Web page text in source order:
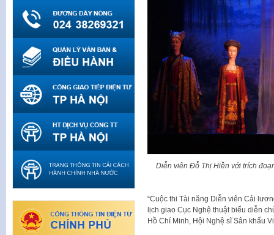
Diễn viên Đỗ Thị Hiền với trích
“Cuộc thi Tài năng Diễn viên Cải
lịch giao Cục Nghệ thuật biểu diễn
Hồ Chí Minh, Hội Nghệ sĩ Sân khấu